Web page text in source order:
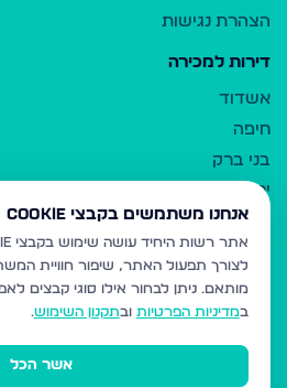
הצהרת נגישות
דירות למכירה
אשדוד
חיפה
בני ברק
ירושלים
אלעד
גבעת זאב
בית שמש
רכסים
מודיעין עילית
אנחנו משתמשים בקבצי Cookie
לצורך תפעול האתר, שיפור חוויית
מותאם. ניתן לבחור אילו סוגי קבצים
במדיניות הפרטיות ובתקנון השימוש.
אשר הכל